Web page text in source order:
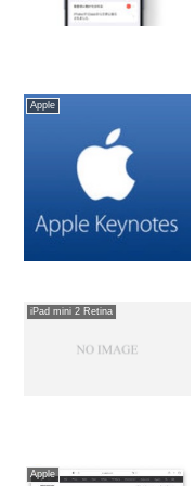
Apple
iPad mini 2 Retina
Apple